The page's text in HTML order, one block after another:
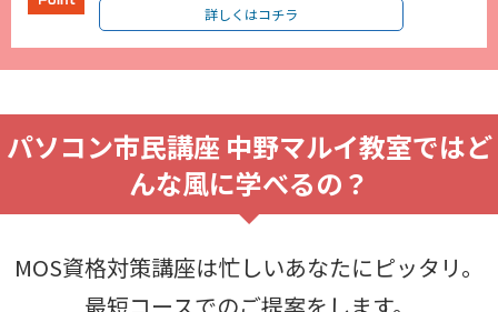
詳しくはコチラ
パソコン市民講座 中野マルイ教室ではど
んな風に学べるの？
MOS資格対策講座は忙しいあなたにピッタリ。